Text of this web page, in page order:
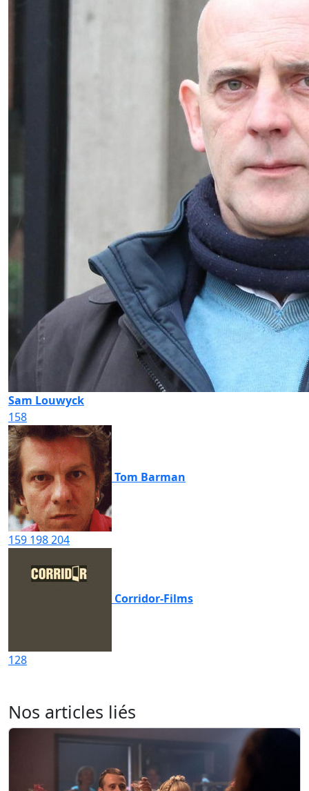
Sam Louwyck
158
Tom Barman
159 198204
Corridor-Films
128
Nos articles liés